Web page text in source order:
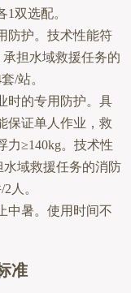
双选配。
防护。技术性能符
担水域救援任务的
/站。
时的专用防护。具
保证单人作业，救
力≥140kg。技术性
水域救援任务的消防
人。
中暑。使用时间不
准